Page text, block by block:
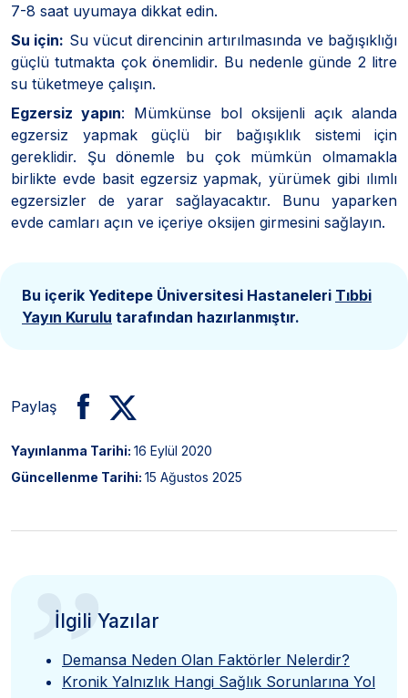
7-8 saat uyumaya dikkat edin.
Su için: Su vücut direncinin artırılmasında ve bağışıklığı
güçlü tutmakta çok önemlidir. Bu nedenle günde 2 litre
su tüketmeye çalışın.
Egzersiz yapın: Mümkünse bol oksijenli açık alanda
egzersiz yapmak güçlü bir bağışıklık sistemi için
gereklidir. Şu dönemle bu çok mümkün olmamakla
birlikte evde basit egzersiz yapmak, yürümek gibi ılımlı
egzersizler de yarar sağlayacaktır. Bunu yaparken
evde camları açın ve içeriye oksijen girmesini sağlayın.
Bu içerik Yeditepe Üniversitesi Hastaneleri Tıbbi
Yayın Kurulu tarafından hazırlanmıştır.
Paylaş
Yayınlanma Tarihi: 16 Eylül 2020
Güncellenme Tarihi: 15 Ağustos 2025
”
İlgili Yazılar
Demansa Neden Olan Faktörler Nelerdir?
Kronik Yalnızlık Hangi Sağlık Sorunlarına Yol